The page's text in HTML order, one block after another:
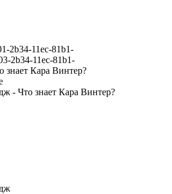
2b34-11ec-81b1-
2b34-11ec-81b1-
знает Кара Винтер?
- Что знает Кара Винтер?